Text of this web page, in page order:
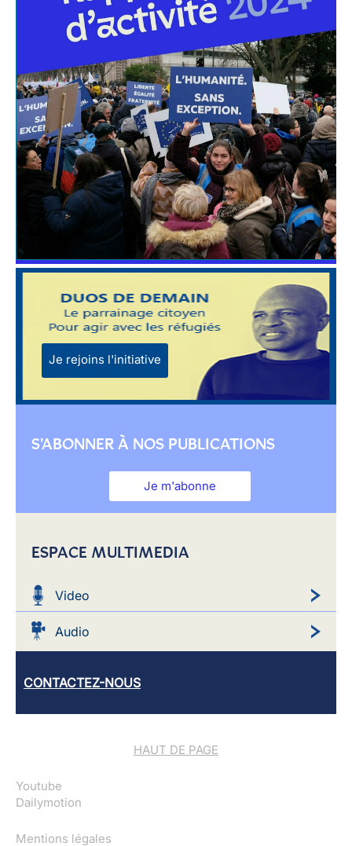
Je rejoins l'initiative
S'ABONNER À NOS PUBLICATIONS
Je m'abonne
ESPACE MULTIMEDIA
Video
Audio
CONTACTEZ-NOUS
HAUT DE PAGE
Youtube
Dailymotion
Mentions légales